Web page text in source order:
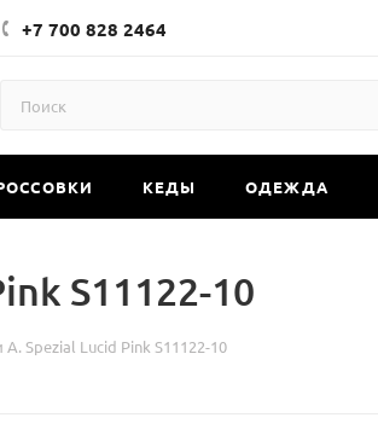
+7 700 828 2464
КЕДЫ ОДЕЖДА
S11122-10
А. Spezial Lucid Pink S11122-10